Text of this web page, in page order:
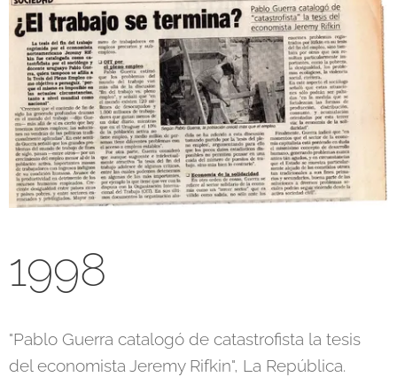
1998
"Pablo Guerra catalogó de catastrofista la tesis
del economista Jeremy Rifkin", La República.